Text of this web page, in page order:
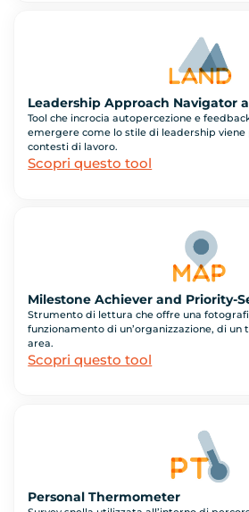
Leadership Approach Navigator
Tool che incrocia autopercezione e
emergere come lo stile di leadership
contesti di lavoro.
Scopri questo tool
Milestone Achiever and Priority-
Strumento di lettura che offre una
funzionamento di un’organizzazione, di un
area.
Scopri questo tool
Personal Thermometer